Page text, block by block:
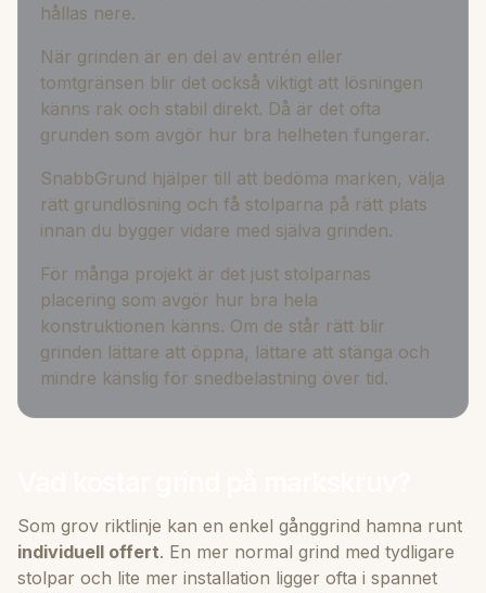
hållas nere.
När grinden är en del av entrén eller
tomtgränsen blir det också viktigt att lösningen
känns rak och stabil direkt. Då är det ofta
grunden som avgör hur bra helheten fungerar.
SnabbGrund hjälper till att bedöma marken, välja
rätt grundlösning och få stolparna på rätt plats
innan du bygger vidare med själva grinden.
För många projekt är det just stolparnas
placering som avgör hur bra hela
konstruktionen känns. Om de står rätt blir
grinden lättare att öppna, lättare att stänga och
mindre känslig för snedbelastning över tid.
Som grov riktlinje kan en enkel gånggrind hamna runt
individuell offert. En mer normal grind med tydligare
stolpar och lite mer installation ligger ofta i spannet